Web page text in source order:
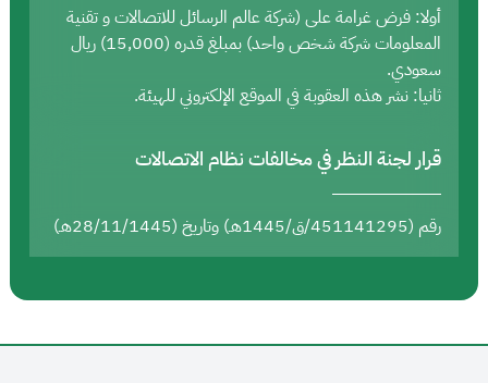
أولا: فرض غرامة على (شركة عالم الرسائل للاتصالات و تقنية
المعلومات شركة شخص واحد) بمبلغ قدره (15,000) ريال
سعودي.
ثانيا: نشر هذه العقوبة في الموقع الإلكتروني للهيئة.
قرار لجنة النظر في مخالفات نظام الاتصالات
رقم (451141295/ق/1445هـ) وتاريخ (28/11/1445هـ)